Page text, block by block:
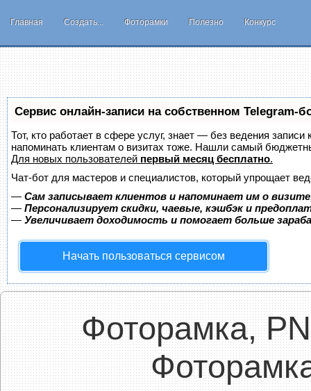
Главная Создать... Фоторамки Полезно Конкурс
Сервис онлайн-записи на собственном Telegram-
Тот, кто работает в сфере услуг, знает — без ведения
напоминать клиентам о визитах тоже. Нашли самый
Для новых пользователей первый месяц бесплатно.
Чат-бот для мастеров и специалистов, который упрощает
— Сам записывает клиентов и напоминает им о
— Персонализирует скидки, чаевые, кэшбэк и
— Увеличивает доходимость и помогает больше
Начать пользоваться сервисом
Фоторамка,